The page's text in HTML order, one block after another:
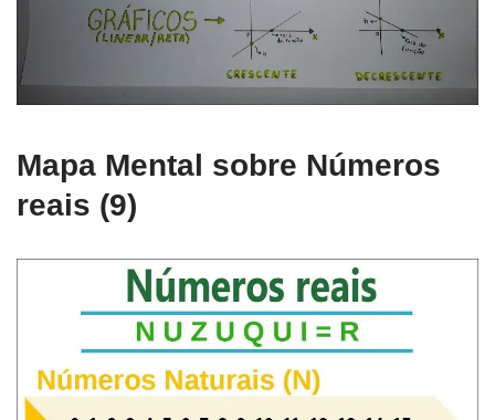
Mapa Mental sobre Números
reais (9)